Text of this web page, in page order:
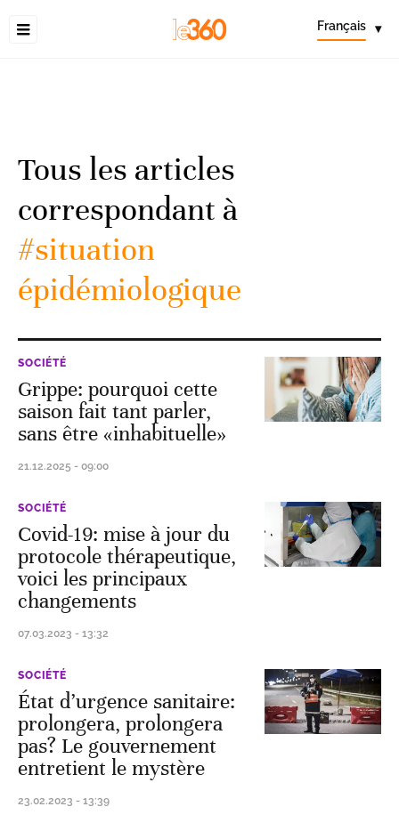
Français ▾
Tous les articles
correspondant à
#situation
épidémiologique
SOCIÉTÉ
Grippe: pourquoi cette
saison fait tant parler,
sans être «inhabituelle»
21.12.2025 - 09:00
SOCIÉTÉ
Covid-19: mise à jour du
protocole thérapeutique,
voici les principaux
changements
07.03.2023 - 13:32
SOCIÉTÉ
État d’urgence sanitaire:
prolongera, prolongera
pas? Le gouvernement
entretient le mystère
23.02.2023 - 13:39